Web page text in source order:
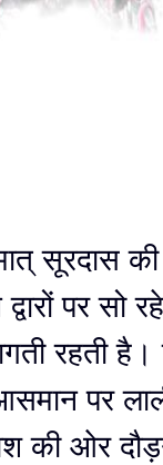
सूरदास
पर सो
रहती
पर
की ओर